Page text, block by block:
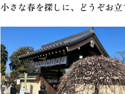
小さな春を探しに、どうぞお立